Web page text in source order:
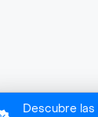
Descubre las